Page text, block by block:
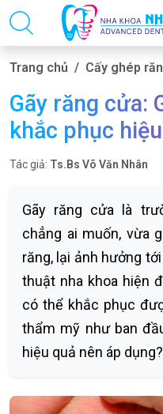
Trang chủ Cấy ghép
Gãy răng cửa:
khắc phục
Tác giả: Ts.Bs Võ Văn Nhân
Gãy răng cửa là
chẳng ai muốn, vừa
răng, lại ảnh hưởng
thuật nha khoa hiện
có thể khắc phục
thẩm mỹ như ban
hiệu quả nên áp dụng?